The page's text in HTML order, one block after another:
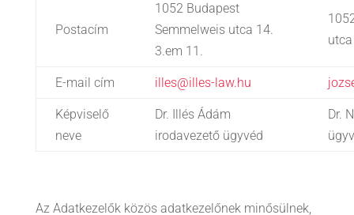
Postacím
1052 Budapest
Semmelweis utca 14.
3.em 11.
E-mail cím illes@illes-law.hu
Képviselő
neve
Dr. Illés Ádám
irodavezető ügyvéd
Dr.
Az Adatkezelők közös adatkezelőnek minősülnek,